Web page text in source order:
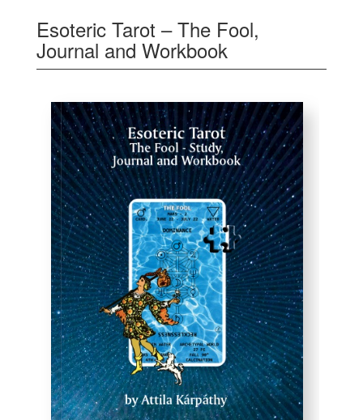
Esoteric Tarot – The Fool,
Journal and Workbook